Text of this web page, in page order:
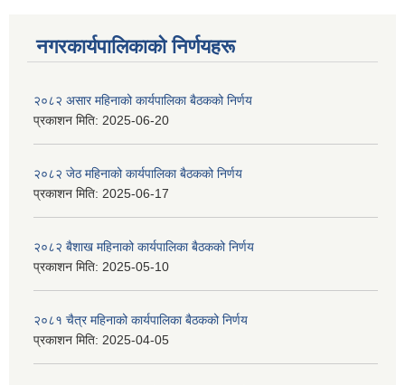
नगरकार्यपालिकाकाे निर्णयहरू
२०८२ असार महिनाको कार्यपालिका बैठकको निर्णय
प्रकाशन मिति: 2025-06-20
२०८२ जेठ महिनाको कार्यपालिका बैठकको निर्णय
प्रकाशन मिति: 2025-06-17
२०८२ बैशाख महिनाको कार्यपालिका बैठकको निर्णय
प्रकाशन मिति: 2025-05-10
२०८१ चैत्र महिनाको कार्यपालिका बैठकको निर्णय
प्रकाशन मिति: 2025-04-05